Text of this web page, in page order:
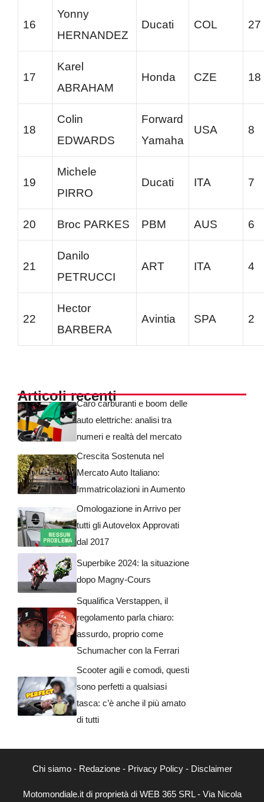
16
Yonny
HERNANDEZ
Ducati COL 27
17
Karel
ABRAHAM
Honda CZE 18
18
Colin
EDWARDS
Forward
Yamaha
USA 8
19
Michele
PIRRO
Ducati ITA 7
20 Broc PARKES PBM AUS 6
21
Danilo
PETRUCCI
ART ITA 4
22
Hector
BARBERA
Avintia SPA 2
Articoli recentiCaro carburanti e boom delle
auto elettriche: analisi tra
numeri e realtà del mercato
Crescita Sostenuta nel
Mercato Auto Italiano:
Immatricolazioni in Aumento
Omologazione in Arrivo per
tutti gli Autovelox Approvati
dal 2017
Superbike 2024: la situazione
dopo Magny-Cours
Squalifica Verstappen, il
regolamento parla chiaro:
assurdo, proprio come
Schumacher con la Ferrari
Scooter agili e comodi, questi
sono perfetti a qualsiasi
tasca: c’è anche il più amato
di tutti
Chi siamo- Redazione- Privacy Policy- Disclaimer
Motomondiale.it di proprietà di WEB 365 SRL - Via Nicola